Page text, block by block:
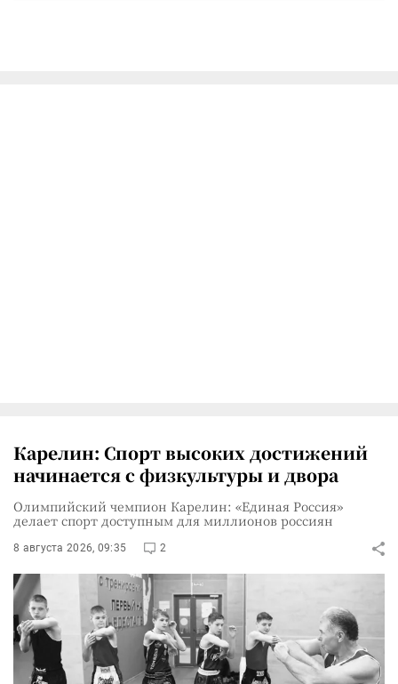
Карелин: Спорт высоких достижений
начинается с физкультуры и двора
Олимпийский чемпион Карелин: «Единая Россия»
делает спорт доступным для миллионов россиян
8 августа 2026, 09:35 2